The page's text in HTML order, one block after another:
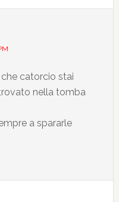
catorcio stai
nella tomba
a spararle